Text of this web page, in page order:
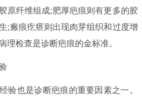
原纤维组成;肥厚疤痕则有更多的胶
;瘢痕疙瘩则出现肉芽组织和过度增
理检查是诊断疤痕的金标准。
验也是诊断疤痕的重要因素之一。